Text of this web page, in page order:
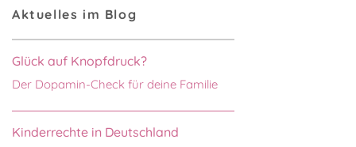
Aktuelles im Blog
Glück auf Knopfdruck?
Der Dopamin-Check für deine Familie
Kinderrechte in Deutschland